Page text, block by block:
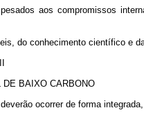
aos compromissos
do conhecimento científico e
DE BAIXO CARBONO
ocorrer de forma